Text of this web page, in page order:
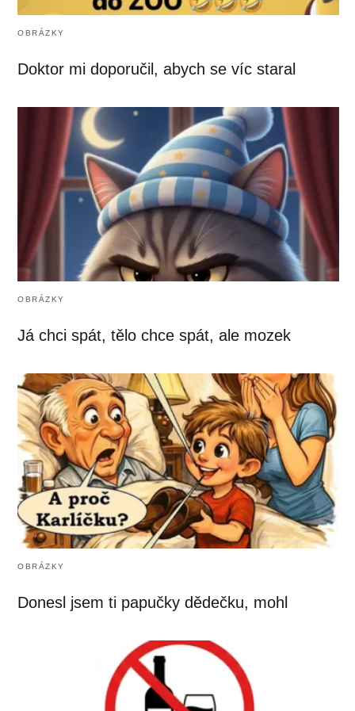
OBRÁZKY
Doktor mi doporučil, abych se víc staral
OBRÁZKY
Já chci spát, tělo chce spát, ale mozek
OBRÁZKY
Donesl jsem ti papučky dědečku, mohl